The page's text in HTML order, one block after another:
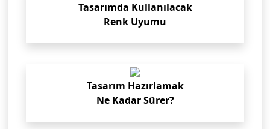
Tasarımda Kullanılacak
Renk Uyumu
Tasarım Hazırlamak
Ne Kadar Sürer?